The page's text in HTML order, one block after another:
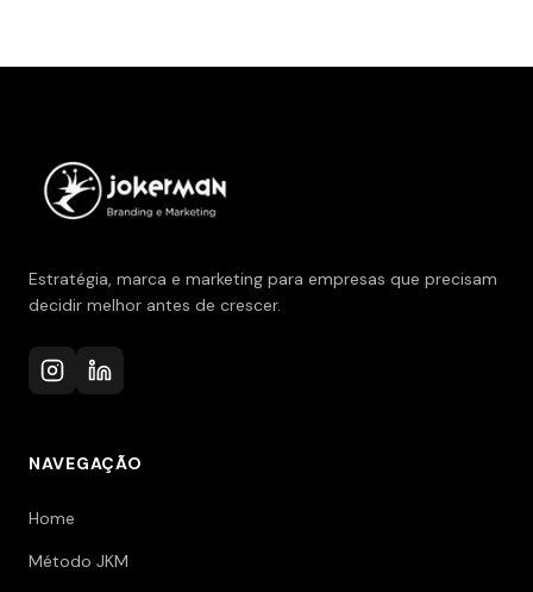
Estratégia, marca e marketing para empresas que precisam
decidir melhor antes de crescer.
NAVEGAÇÃO
Home
Método JKM